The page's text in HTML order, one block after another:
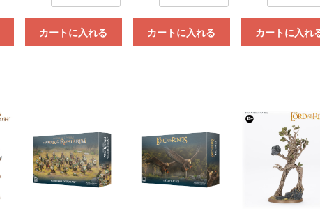
カートに入れる カートに入れる カートに入れ